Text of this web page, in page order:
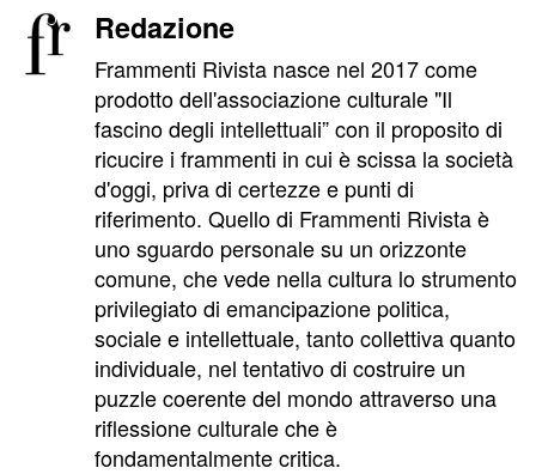
Redazione
Frammenti Rivista nasce nel 2017 come
prodotto dell'associazione culturale "Il
fascino degli intellettuali” con il proposito di
ricucire i frammenti in cui è scissa la società
d'oggi, priva di certezze e punti di
riferimento. Quello di Frammenti Rivista è
uno sguardo personale su un orizzonte
comune, che vede nella cultura lo strumento
privilegiato di emancipazione politica,
sociale e intellettuale, tanto collettiva quanto
individuale, nel tentativo di costruire un
puzzle coerente del mondo attraverso una
riflessione culturale che è
fondamentalmente critica.